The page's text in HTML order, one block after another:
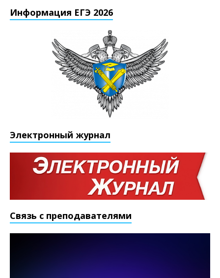
Информация ЕГЭ 2026
Электронный журнал
Связь с преподавателями